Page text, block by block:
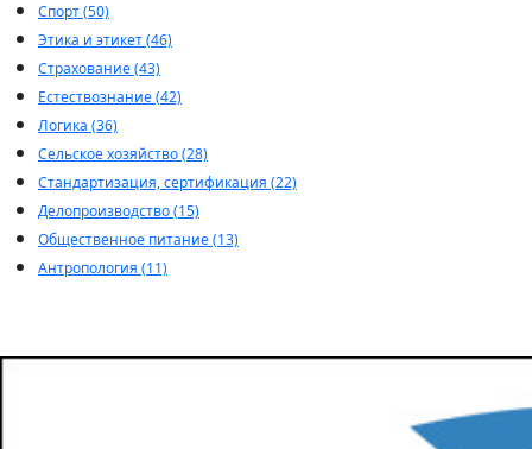
Спорт (50)
Этика и этикет (46)
Страхование (43)
Естествознание (42)
Логика (36)
Сельское хозяйство (28)
Стандартизация, сертификация (22)
Делопроизводство (15)
Общественное питание (13)
Антропология (11)